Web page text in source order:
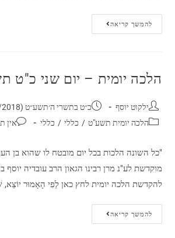
להמשך קריאה
הלכה יומית – יום שני כ"ט
ילקוט יוסף
כ״ט בתשרי ה׳תשע״ט (08/10/2018)
הלכה יומית תשע"ט / כללי / כללי אין
"כל השונה הלכות בכל יום מובטח לו שהוא בן
מוקדשת לע"נ מרן רבינו הגאון הרב עובדיה יוסף
להקדשת הלכה יומית לחץ כאן לְפִי הָאָמוּר יוֹצֵא,
להמשך קריאה